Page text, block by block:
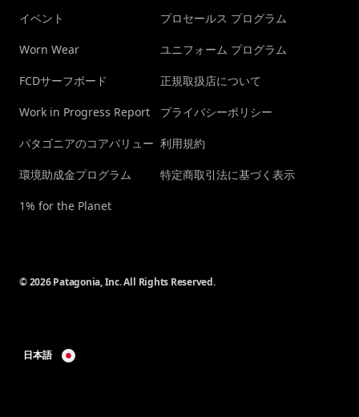
イベント
Worn Wear
FCDサーフボード
Work in Progress Report
パタゴニアのコアバリュー
環境助成金プログラム
1% for the Planet
プロセールス プログラム
ユニフォーム プログラム
正規取扱店について
プライバシーポリシー
利用規約
特定商取引法に基づく表示
© 2026 Patagonia, Inc. All Rights Reserved.
日本語